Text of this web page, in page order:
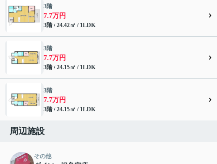
3階
7.7万円
3階 / 24.42㎡ / 1LDK
3階
7.7万円
3階 / 24.15㎡ / 1LDK
3階
7.7万円
3階 / 24.15㎡ / 1LDK
周辺施設
その他